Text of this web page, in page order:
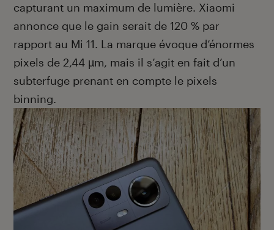
capturant un maximum de lumière. Xiaomi
annonce que le gain serait de 120 % par
rapport au Mi 11. La marque évoque d’énormes
pixels de 2,44 µm, mais il s’agit en fait d’un
subterfuge prenant en compte le pixels
binning.